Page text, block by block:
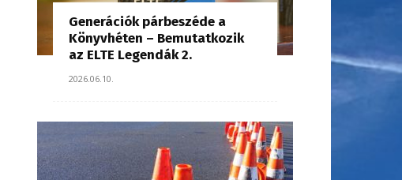
Generációk párbeszéde a
Könyvhéten – Bemutatkozik
az ELTE Legendák 2.
2026.06.10.